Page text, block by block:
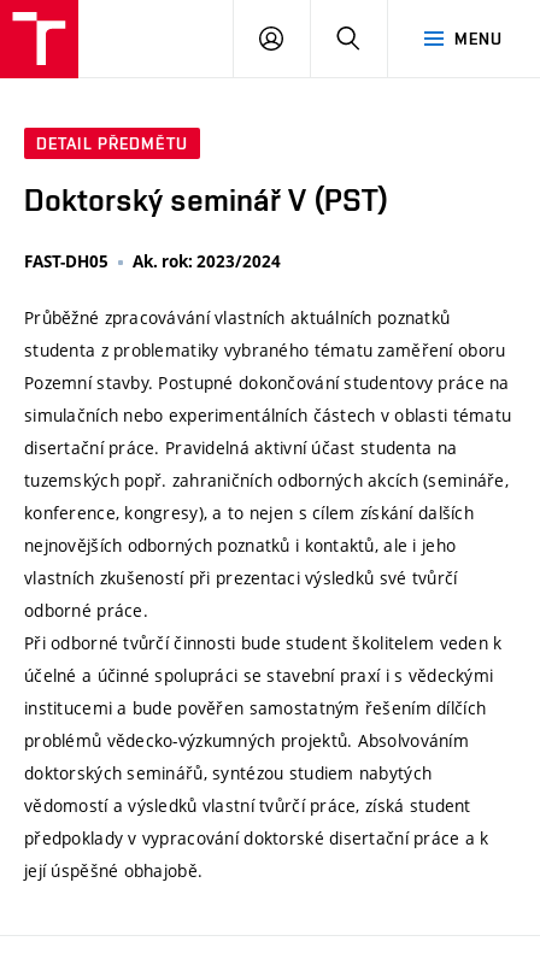
MENU
PŘIHLÁSIT
DETAIL PŘEDMĚTU
Doktorský seminář V (PST)
FAST-DH05 Ak. rok: 2023/2024
Průběžné zpracovávání vlastních aktuálních poznatků
studenta z problematiky vybraného tématu zaměření oboru
Pozemní stavby. Postupné dokončování studentovy práce na
simulačních nebo experimentálních částech v oblasti tématu
disertační práce. Pravidelná aktivní účast studenta na
tuzemských popř. zahraničních odborných akcích (semináře,
konference, kongresy), a to nejen s cílem získání dalších
nejnovějších odborných poznatků i kontaktů, ale i jeho
vlastních zkušeností při prezentaci výsledků své tvůrčí
odborné práce.
Při odborné tvůrčí činnosti bude student školitelem veden k
účelné a účinné spolupráci se stavební praxí i s vědeckými
institucemi a bude pověřen samostatným řešením dílčích
problémů vědecko-výzkumných projektů. Absolvováním
doktorských seminářů, syntézou studiem nabytých
vědomostí a výsledků vlastní tvůrčí práce, získá student
předpoklady v vypracování doktorské disertační práce a k
její úspěšné obhajobě.